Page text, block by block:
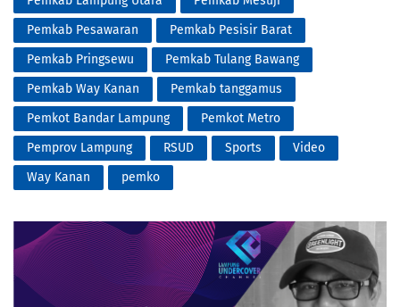
Pemkab Pesawaran
Pemkab Pesisir Barat
Pemkab Pringsewu
Pemkab Tulang Bawang
Pemkab Way Kanan
Pemkab tanggamus
Pemkot Bandar Lampung
Pemkot Metro
Pemprov Lampung
RSUD Sports
Video
Way Kanan
pemko